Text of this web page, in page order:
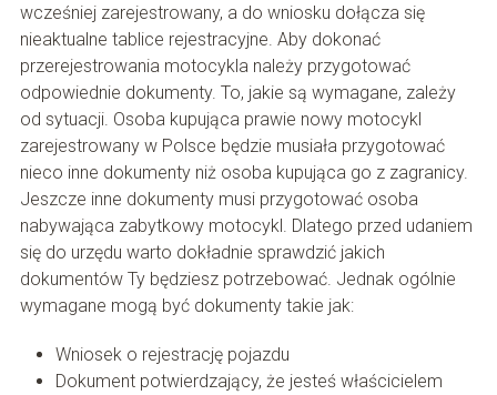
wcześniej zarejestrowany, a do wniosku dołącza się
nieaktualne tablice rejestracyjne. Aby dokonać
przerejestrowania motocykla należy przygotować
odpowiednie dokumenty. To, jakie są wymagane, zależy
od sytuacji. Osoba kupująca prawie nowy motocykl
zarejestrowany w Polsce będzie musiała przygotować
nieco inne dokumenty niż osoba kupująca go z zagranicy.
Jeszcze inne dokumenty musi przygotować osoba
nabywająca zabytkowy motocykl. Dlatego przed udaniem
się do urzędu warto dokładnie sprawdzić jakich
dokumentów Ty będziesz potrzebować. Jednak ogólnie
wymagane mogą być dokumenty takie jak:
Wniosek o rejestrację pojazdu
Dokument potwierdzający, że jesteś właścicielem